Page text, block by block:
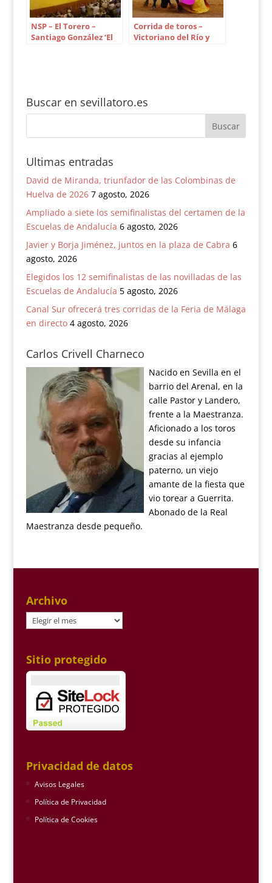
NSP – El Torero –
Santiago González ‘El
Corrida de toros –
Victoriano del Río y
Buscar en sevillatoro.es
Ultimas entradas
David de Miranda, triunfador de las Colombinas de
Huelva de 2026 7 agosto, 2026
Ampliado a siete los semifinalistas del certamen de la
Escuelas de Andalucía 6 agosto, 2026
Javier y Borja Jiménez, juntos en la plaza de Cabra 6
agosto, 2026
Elegidos los 12 semifinalistas de las novilladas de las
Escuelas de Andalucía 5 agosto, 2026
Canal Sur ofrecerá tres corridas de la Feria de Málaga
en directo 4 agosto, 2026
Carlos Crivell Charneco
Nacido en Sevilla en el
barrio del Arenal, en la
calle Pastor y Landero,
frente a la Maestranza.
Aficionado a los toros
desde su infancia
gracias al ejemplo
paterno, un viejo
amante de la fiesta que
vio torear a Guerrita.
Abonado de la Real
Maestranza desde pequeño.
Archivo
Archivo
Sitio protegido
Privacidad de datos
Avisos Legales
Política de Privacidad
Política de Cookies